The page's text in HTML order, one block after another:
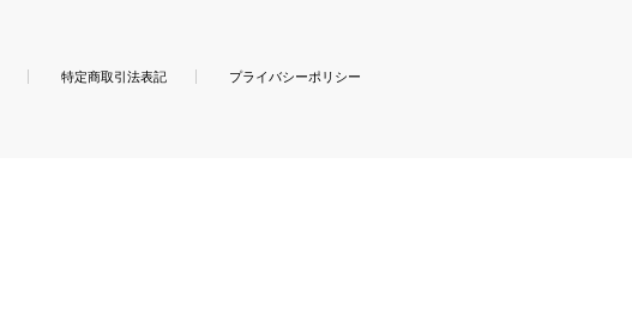
特定商取引法表記 プライバシーポリシー